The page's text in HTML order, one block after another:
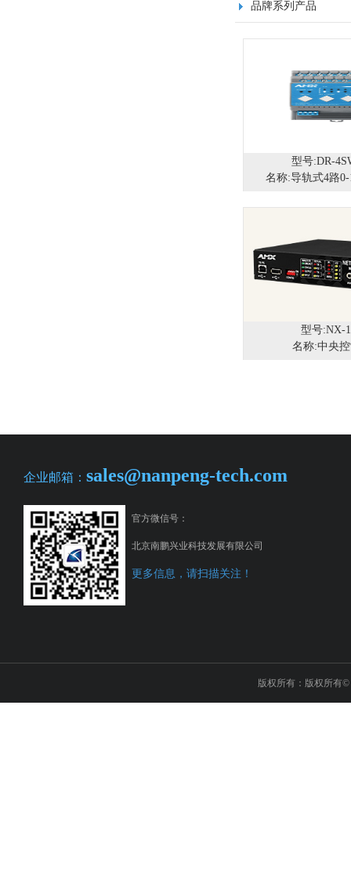
品牌系列产品
型号:DR-
名称:导轨式4路
型号:NX-
名称:中央
企业邮箱： sales@nanpeng-tech.com
官方微信号：
北京南鹏兴业科技发展有限公司
更多信息，请扫描关注！
版权所有：版权所有